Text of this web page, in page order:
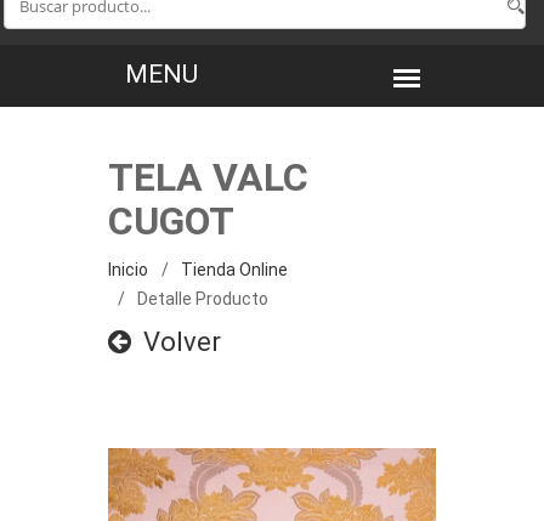
TELA VALC
CUGOT
Inicio
Tienda Online
Detalle Producto
Volver